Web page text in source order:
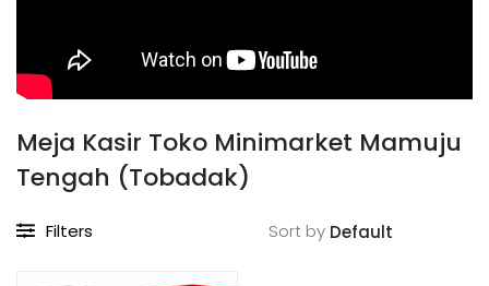
Meja Kasir Toko Minimarket Mamuju
Tengah (Tobadak)
Filters Sort by